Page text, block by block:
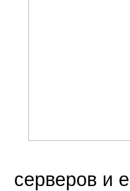
серверов и